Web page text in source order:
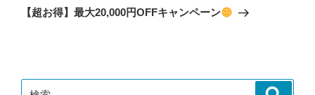
ー
の
【超お得】最大20,000円OFFキャンペーン